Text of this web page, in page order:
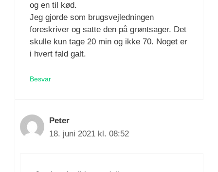
og en til kød.
Jeg gjorde som brugsvejledningen
foreskriver og satte den på grøntsager. Det
skulle kun tage 20 min og ikke 70. Noget er
i hvert fald galt.
Besvar
Peter
18. juni 2021 kl. 08:52